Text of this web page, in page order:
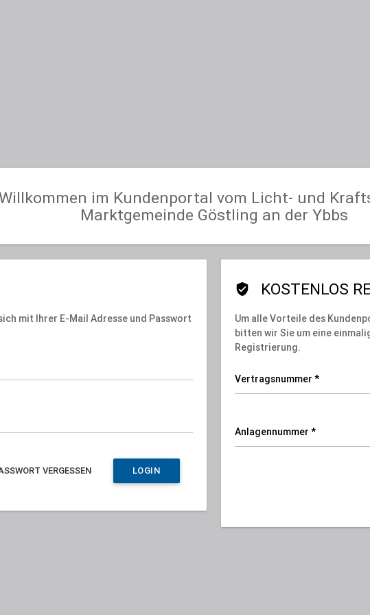
im Kundenportal vom Licht- und
Marktgemeinde Göstling an der Ybbs
mit Ihrer E-Mail Adresse und Passwort
VERGESSEN LOGIN
verified_user KOSTENLOS
Um alle Vorteile des
bitten wir Sie um eine
Registrierung.
Vertragsnummer *
Anlagennummer *